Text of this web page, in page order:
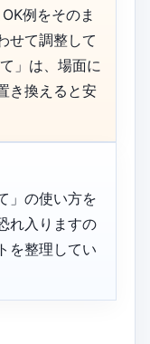
例をそのま
せて調整して
」は、場面に
き換えると安
」の使い方を
れ入りますの
を整理してい